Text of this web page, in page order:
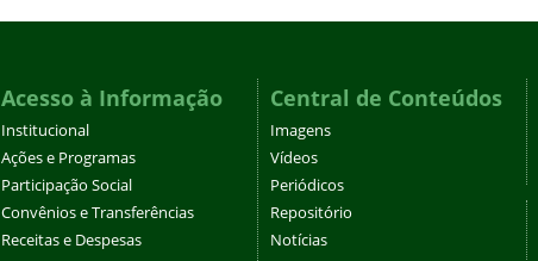
Acesso à Informação
Institucional
Ações e Programas
Participação Social
Convênios e Transferências
Receitas e Despesas
Central de Conteúdos
Imagens
Vídeos
Periódicos
Repositório
Notícias